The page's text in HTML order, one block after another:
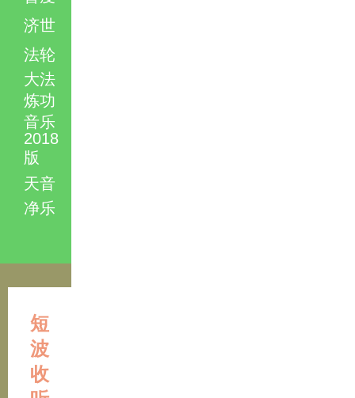
济世
法轮
大法
炼功
音乐
2018
版
天音
净乐
短
波
收